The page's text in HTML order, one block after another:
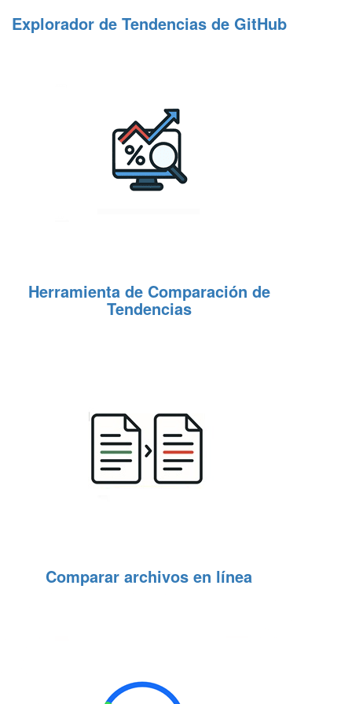
Explorador de Tendencias de GitHub
Herramienta de Comparación de
Tendencias
Comparar archivos en línea